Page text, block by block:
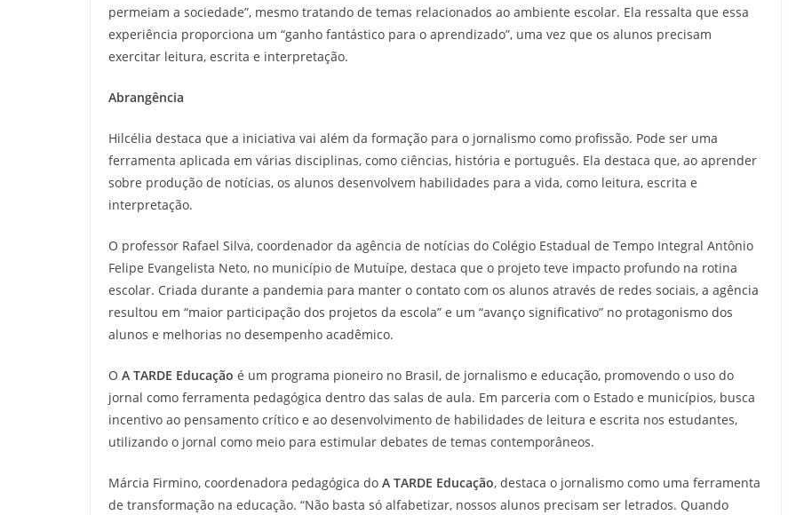
permeiam a sociedade”, mesmo tratando de temas relacionados ao ambiente escolar. Ela ressalta que essa
experiência proporciona um “ganho fantástico para o aprendizado”, uma vez que os alunos precisam
exercitar leitura, escrita e interpretação.
Abrangência
Hilcélia destaca que a iniciativa vai além da formação para o jornalismo como profissão. Pode ser uma
ferramenta aplicada em várias disciplinas, como ciências, história e português. Ela destaca que, ao aprender
sobre produção de notícias, os alunos desenvolvem habilidades para a vida, como leitura, escrita e
interpretação.
O professor Rafael Silva, coordenador da agência de notícias do Colégio Estadual de Tempo Integral Antônio
Felipe Evangelista Neto, no município de Mutuípe, destaca que o projeto teve impacto profundo na rotina
escolar. Criada durante a pandemia para manter o contato com os alunos através de redes sociais, a agência
resultou em “maior participação dos projetos da escola” e um “avanço significativo” no protagonismo dos
alunos e melhorias no desempenho acadêmico.
O A TARDE Educação é um programa pioneiro no Brasil, de jornalismo e educação, promovendo o uso do
jornal como ferramenta pedagógica dentro das salas de aula. Em parceria com o Estado e municípios, busca
incentivo ao pensamento crítico e ao desenvolvimento de habilidades de leitura e escrita nos estudantes,
utilizando o jornal como meio para estimular debates de temas contemporâneos.
Márcia Firmino, coordenadora pedagógica do A TARDE Educação, destaca o jornalismo como uma ferramenta
de transformação na educação. “Não basta só alfabetizar, nossos alunos precisam ser letrados. Quando